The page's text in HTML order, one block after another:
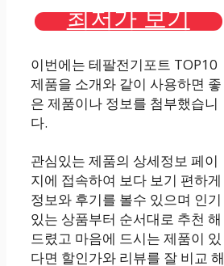
최저가 보기
이번에는 테팔전기포트 TOP10
제품을 소개와 같이 사용하면 좋
은 제품이나 정보를 첨부했습니
다.
관심있는 제품의 상세정보 페이
지에 접속하여 보다 보기 편하게
정보와 후기를 볼수 있으며 인기
있는 상품부터 순서대로 추천 해
드렸고 마음에 드시는 제품이 있
다면 할인가와 리뷰를 잘 비교 해